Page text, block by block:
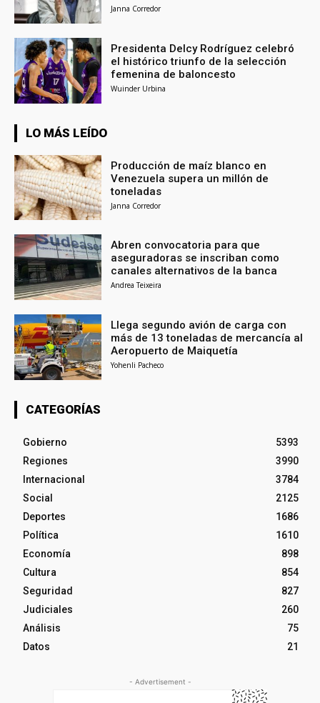
Janna Corredor
Presidenta Delcy Rodríguez celebró
el histórico triunfo de la selección
femenina de baloncesto
Wuinder Urbina
LO MÁS LEÍDO
Producción de maíz blanco en
Venezuela supera un millón de
toneladas
Janna Corredor
Abren convocatoria para que
aseguradoras se inscriban como
canales alternativos de la banca
Andrea Teixeira
Llega segundo avión de carga con
más de 13 toneladas de mercancía al
Aeropuerto de Maiquetía
Yohenli Pacheco
CATEGORÍAS
Gobierno
5393
Regiones
3990
Internacional
3784
Social
2125
Deportes
1686
Política
1610
Economía
898
Cultura
854
Seguridad
827
Judiciales
260
Análisis
75
Datos
21
- Advertisement -